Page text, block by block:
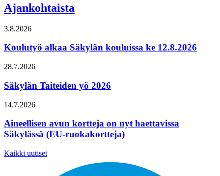
Ajankohtaista
3.8.2026
Koulutyö alkaa Säkylän kouluissa ke 12.8.2026
28.7.2026
Säkylän Taiteiden yö 2026
14.7.2026
Aineellisen avun kortteja on nyt haettavissa
Säkylässä (EU-ruokakortteja)
Kaikki uutiset